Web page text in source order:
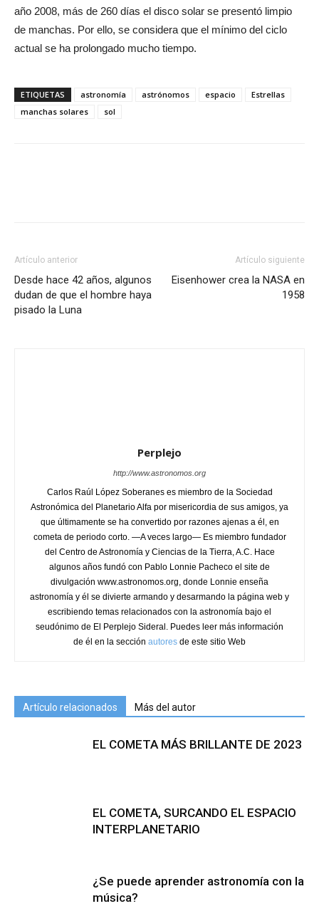
año 2008, más de 260 días el disco solar se presentó limpio
de manchas. Por ello, se considera que el mínimo del ciclo
actual se ha prolongado mucho tiempo.
ETIQUETAS astronomía astrónomos espacio
Estrellas
manchas solares
sol
Artículo anterior
Desde hace 42 años, algunos
dudan de que el hombre haya
pisado la Luna
Artículo siguiente
Eisenhower crea la NASA en
1958
Perplejo
http://www.astronomos.org
Carlos Raúl López Soberanes es miembro de la Sociedad
Astronómica del Planetario Alfa por misericordia de sus amigos, ya
que últimamente se ha convertido por razones ajenas a él, en
cometa de periodo corto. —A veces largo— Es miembro fundador
del Centro de Astronomía y Ciencias de la Tierra, A.C. Hace
algunos años fundó con Pablo Lonnie Pacheco el site de
divulgación www.astronomos.org, donde Lonnie enseña
astronomía y él se divierte armando y desarmando la página web y
escribiendo temas relacionados con la astronomía bajo el
seudónimo de El Perplejo Sideral. Puedes leer más información
de él en la sección autores de este sitio Web
Artículo relacionados Más del autor
EL COMETA MÁS BRILLANTE DE 2023
EL COMETA, SURCANDO EL ESPACIO
INTERPLANETARIO
¿Se puede aprender astronomía con la
música?